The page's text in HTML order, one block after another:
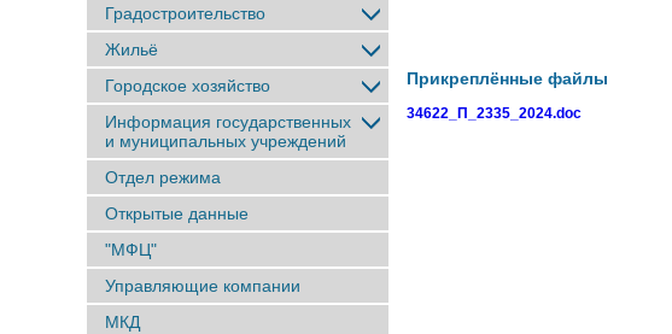
Градостроительство
Жильё
Городское хозяйство
Информация государственных
и муниципальных учреждений
Отдел режима
Открытые данные
"МФЦ"
Управляющие компании
МКД
Прикреплённые файлы
34622_П_2335_2024.doc